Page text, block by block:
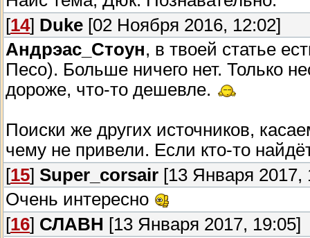
[14] Duke [02 Ноября 2016, 12:02]
Андрэас_Стоун, в твоей статье
Песо). Больше ничего нет. Только
дороже, что-то дешевле.
Поиски же других источников,
чему не привели. Если кто-то
[15] Super_corsair [13 Января 2017,
Очень интересно
[16] СЛАВН [13 Января 2017, 19:05]